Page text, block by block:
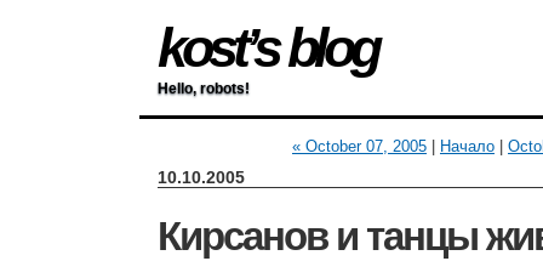
kost’s blog
Hello, robots!
« October 07, 2005 Начало
10.10.2005
Кирсанов и танцы